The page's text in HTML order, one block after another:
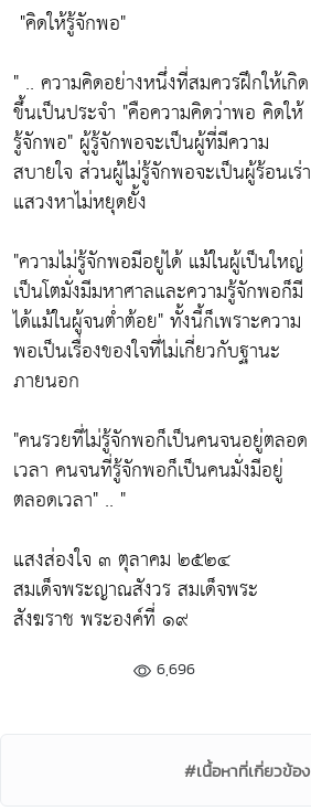
"คิดให้รู้จักพอ"
" .. ความคิดอย่างหนึ่งที่สมควรฝึกให้เกิด
ขึ้นเป็นประจำ "คือความคิดว่าพอ คิดให้
รู้จักพอ" ผู้รู้จักพอจะเป็นผู้ที่มีความ
สบายใจ ส่วนผู้ไม่รู้จักพอจะเป็นผู้ร้อนเร่า
แสวงหาไม่หยุดยั้ง
"ความไม่รู้จักพอมีอยู่ได้ แม้ในผู้เป็นใหญ่
เป็นโตมั่งมีมหาศาลและความรู้จักพอก็มี
ได้แม้ในผู้จนต่ำต้อย"ทั้งนี้ก็เพราะความ
พอเป็นเรื่องของใจที่ไม่เกี่ยวกับฐานะ
ภายนอก
"คนรวยที่ไม่รู้จักพอก็เป็นคนจนอยู่ตลอด
เวลา คนจนที่รู้จักพอก็เป็นคนมั่งมีอยู่
ตลอดเวลา" .. "
แสงส่องใจ ๓ ตุลาคม ๒๕๒๔
สมเด็จพระญาณสังวร สมเด็จพระ
สังฆราช พระองค์ที่ ๑๙
6,696
#เนื้อหาที่เกี่ยวข้อง